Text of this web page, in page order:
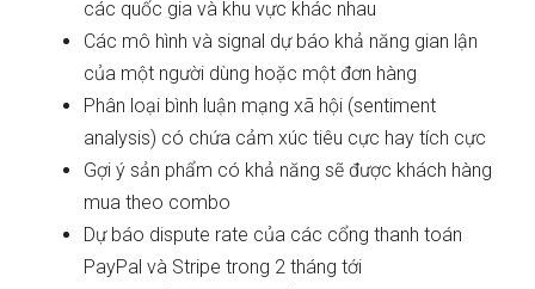
các quốc gia và khu vực khác nhau
Các mô hình và signal dự báo khả năng gian lận
của một người dùng hoặc một đơn hàng
Phân loại bình luận mạng xã hội (sentiment
analysis) có chứa cảm xúc tiêu cực hay tích cực
Gợi ý sản phẩm có khả năng sẽ được khách hàng
mua theo combo
Dự báo dispute rate của các cổng thanh toán
PayPal và Stripe trong 2 tháng tới